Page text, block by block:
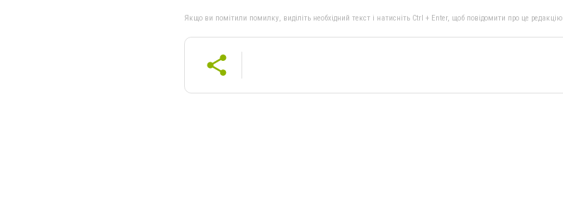
Якщо ви помітили помилку, виділіть необхідний текст і натисніть Ctrl + Enter, щоб повідомити про це редакцію